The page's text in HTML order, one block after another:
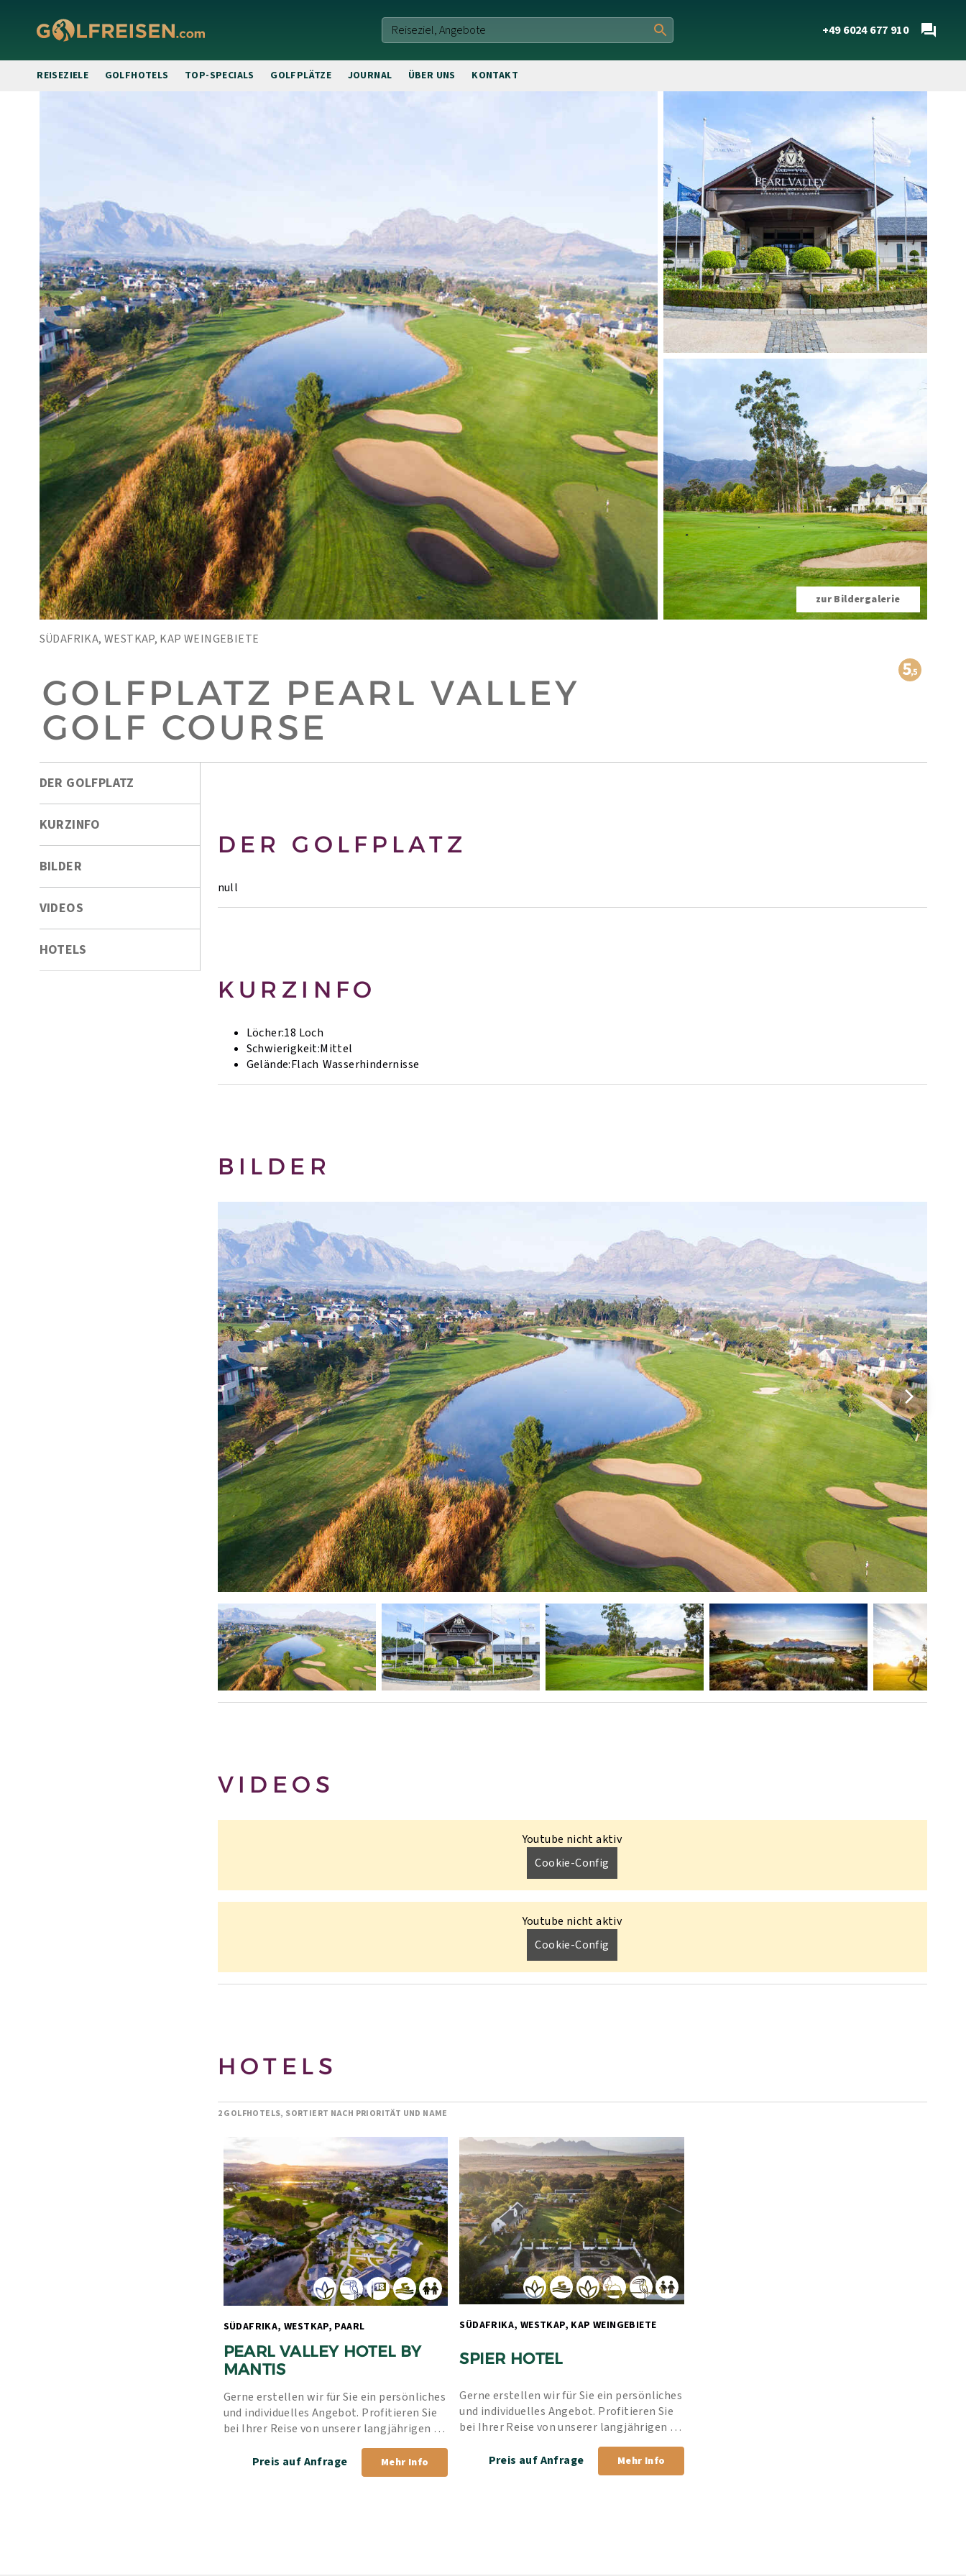
+49 6024 677 910
REISEZIELE GOLFHOTELS TOP-SPECIALS GOLFPLÄTZE JOURNAL ÜBER UNS KONTAKT
zur Bildergalerie
SÜDAFRIKA, WESTKAP, KAP WEINGEBIETE
GOLFPLATZ PEARL VALLEY
GOLF COURSE
DER GOLFPLATZ
KURZINFO
BILDER
VIDEOS
HOTELS
DER GOLFPLATZ
null
KURZINFO
Löcher:18 Loch
Schwierigkeit:Mittel
Gelände:Flach Wasserhindernisse
BILDER
VIDEOS
Youtube nicht aktiv
Cookie-Config
Youtube nicht aktiv
Cookie-Config
HOTELS
2 GOLFHOTELS, SORTIERT NACH PRIORITÄT UND NAME
PEARL VALLEY HOTEL BY
MANTIS
Gerne erstellen wir für Sie ein persönliches
und individuelles Angebot. Profitieren Sie
bei Ihrer Reise von unserer langjährigen
Erfahrung und unserer Bestpreis-Garantie.
Preis auf Anfrage
Mehr Info
SPIER HOTEL
Gerne erstellen wir für Sie ein persönliches
und individuelles Angebot. Profitieren Sie
bei Ihrer Reise von unserer langjährigen
Erfahrung und unserer Bestpreis-Garantie.
Preis auf Anfrage
Mehr Info